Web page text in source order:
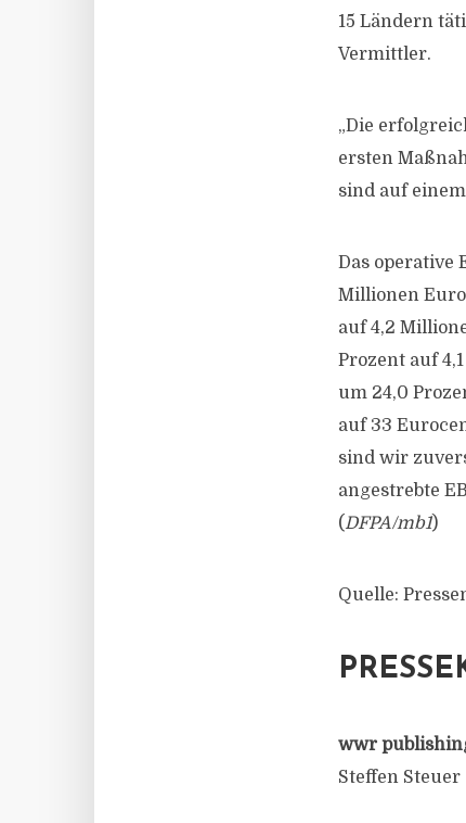
15 Ländern
Vermittler.
„Die
ersten
sind auf
Das operative
Millionen
auf 4,2
Prozent auf
um 24,0
auf 33
sind wir
angestrebte
(DFPA/mb1)
Quelle:
wwr
Steffen Steuer